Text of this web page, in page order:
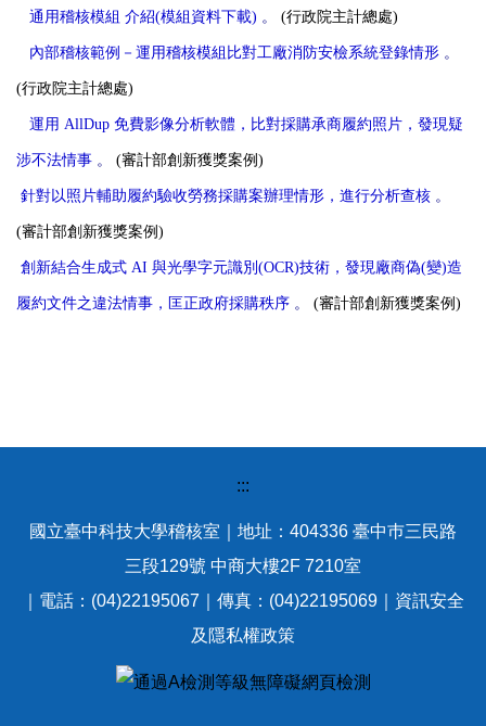
通用稽核模組 介紹(模組資料下載) 。 (行政院主計總處)
內部稽核範例－運用稽核模組比對工廠消防安檢系統登錄情形 。
(行政院主計總處)
運用 AllDup 免費影像分析軟體，比對採購承商履約照片，發現疑
涉不法情事 。 (審計部創新獲獎案例)
針對以照片輔助履約驗收勞務採購案辦理情形，進行分析查核 。
(審計部創新獲獎案例)
創新結合生成式 AI 與光學字元識別(OCR)技術，發現廠商偽(變)造
履約文件之違法情事，匡正政府採購秩序 。 (審計部創新獲獎案例)
:::
國立臺中科技大學稽核室｜地址：404336 臺中巿三民路
三段129號 中商大樓2F 7210室
｜電話：(04)22195067｜傳真：(04)22195069｜ 資訊安全
及隱私權政策